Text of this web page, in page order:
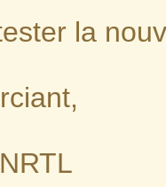
la